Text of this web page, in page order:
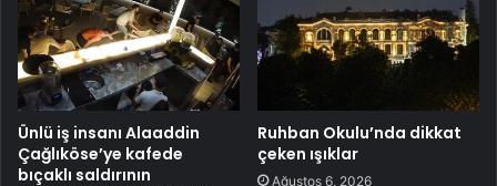
Ünlü iş insanı Alaaddin
Çağlıköse’ye kafede
bıçaklı saldırının
Ruhban Okulu’nda dikkat
çeken ışıklar
Ağustos 6, 2026